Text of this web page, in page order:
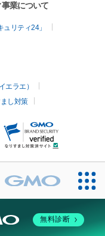
業について
リティ24」
エラエ）
し対策
無料診断